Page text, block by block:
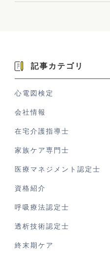
記事カテゴリ
心電図検定
会社情報
在宅介護指導士
家族ケア専門士
医療マネジメント認定士
資格紹介
呼吸療法認定士
透析技術認定士
終末期ケア